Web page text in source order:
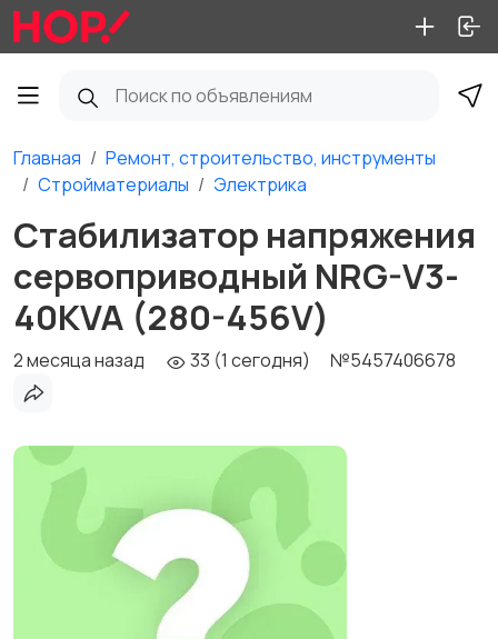
Главная
Ремонт, строительство, инструменты
Стройматериалы
Электрика
Стабилизатор напряжения
сервоприводный NRG-V3-
40KVA (280-456V)
2 месяца назад 33 (1 сегодня) №5457406678